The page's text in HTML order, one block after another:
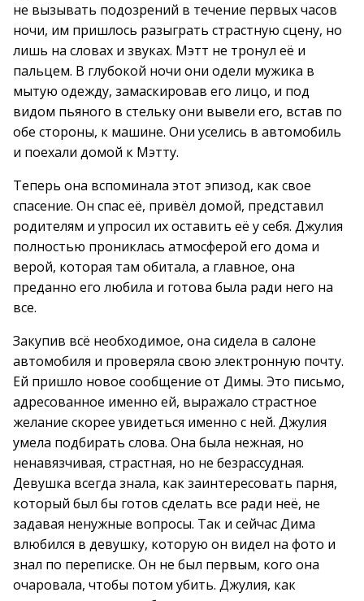
не вызывать подозрений в течение первых часов
ночи, им пришлось разыграть страстную сцену, но
лишь на словах и звуках. Мэтт не тронул её и
пальцем. В глубокой ночи они одели мужика в
мытую одежду, замаскировав его лицо, и под
видом пьяного в стельку они вывели его, встав по
обе стороны, к машине. Они уселись в автомобиль
и поехали домой к Мэтту.
Теперь она вспоминала этот эпизод, как свое
спасение. Он спас её, привёл домой, представил
родителям и упросил их оставить её у себя. Джулия
полностью прониклась атмосферой его дома и
верой, которая там обитала, а главное, она
преданно его любила и готова была ради него на
все.
Закупив всё необходимое, она сидела в салоне
автомобиля и проверяла свою электронную почту.
Ей пришло новое сообщение от Димы. Это письмо,
адресованное именно ей, выражало страстное
желание скорее увидеться именно с ней. Джулия
умела подбирать слова. Она была нежная, но
ненавязчивая, страстная, но не безрассудная.
Девушка всегда знала, как заинтересовать парня,
который был бы готов сделать все ради неё, не
задавая ненужные вопросы. Так и сейчас Дима
влюбился в девушку, которую он видел на фото и
знал по переписке. Он не был первым, кого она
очаровала, чтобы потом убить. Джулия, как